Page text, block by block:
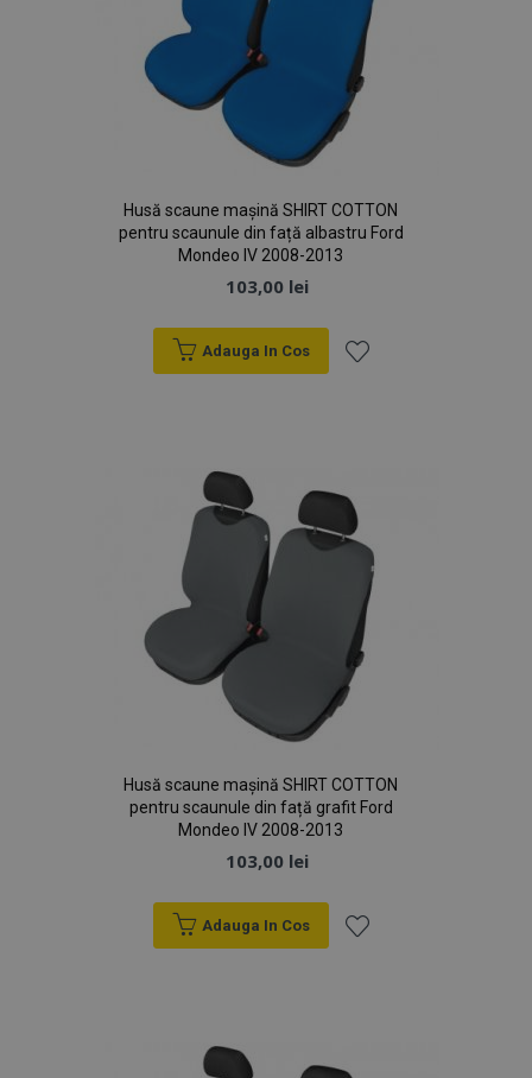
Husă scaune mașină SHIRT COTTON
pentru scaunule din față albastru Ford
Mondeo IV 2008-2013
103,00 lei
Adauga In Cos
Dorințe
Husă scaune mașină SHIRT COTTON
pentru scaunule din față grafit Ford
Mondeo IV 2008-2013
103,00 lei
Adauga In Cos
Dorințe